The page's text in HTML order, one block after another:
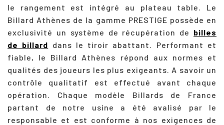
le rangement est intégré au plateau table. Le
Billard Athènes de la gamme PRESTIGE possède en
exclusivité un système de récupération de billes
de billard dans le tiroir abattant. Performant et
fiable, le Billard Athènes répond aux normes et
qualités des joueurs les plus exigeants. A savoir un
contrôle qualitatif est effectué avant chaque
opération. Chaque modèle Billards de France
partant de notre usine a été avalisé par le
responsable et est conforme à nos exigences de